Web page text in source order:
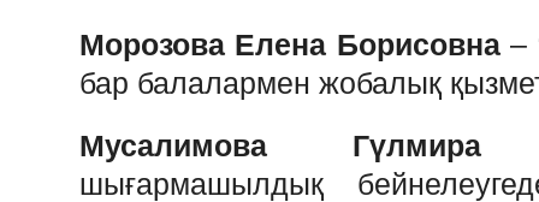
Морозова Елена Борисовна –
бар балалармен жобалық
Мусалимова
Гүлмира
шығармашылдық